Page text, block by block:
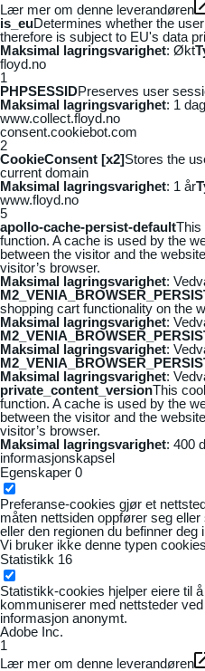
Lær mer om denne leverandøren
is_euDetermines whether the
therefore is subject to EU's data
Maksimal lagringsvarighet: Økt
floyd.no
1
PHPSESSIDPreserves user
Maksimal lagringsvarighet: 1 dag
www.collect.floyd.no
consent.cookiebot.com
2
CookieConsent [x2]Stores the
current domain
Maksimal lagringsvarighet: 1 år
www.floyd.no
5
apollo-cache-persist-defaultThis
function. A cache is used by the
between the visitor and the
visitor’s browser.
Maksimal lagringsvarighet:
shopping cart functionality on the
Maksimal lagringsvarighet:
Maksimal lagringsvarighet:
Maksimal lagringsvarighet:
private_content_versionThis
function. A cache is used by the
between the visitor and the
visitor’s browser.
Maksimal lagringsvarighet: 400
informasjonskapsel
Egenskaper 0
Preferanse-cookies gjør et
måten nettsiden oppfører seg
eller den regionen du befinner deg
Vi bruker ikke denne typen cookies
Statistikk 16
Statistikk-cookies hjelper eiere til
kommuniserer med nettsteder
informasjon anonymt.
Adobe Inc.
1
Lær mer om denne leverandøren